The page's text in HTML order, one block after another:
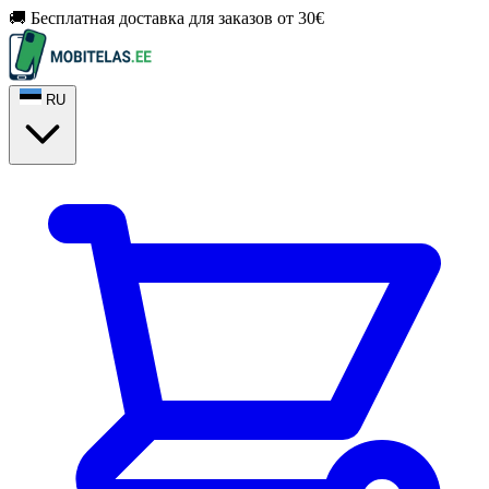
🚚 Бесплатная доставка для заказов от 30€
RU